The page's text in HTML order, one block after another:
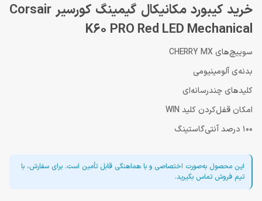
خرید کیبورد مکانیکال گیمینگ کورسیر Corsair
K60 PRO Red LED Mechanical
سوییچ‌های CHERRY MX
بدنه‌ی آلومینیومی
کلیدهای چندرسانه‌ای
امکان قفل‌کردن کلید WIN
100 درصد آنتی‌گاستینگ
این محصول به‌صورت اختصاصی و با هماهنگی قابل تأمین است. برای سفارش، با
تیم فروش تماس بگیرید.